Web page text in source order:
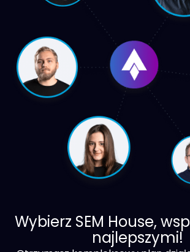
Wybierz SEM House,
najlepszymi!